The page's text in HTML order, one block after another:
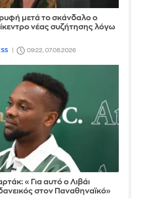
μετά το σκάνδαλο ο
νέας συζήτησης λόγω
09:22, 07.08.2026
«Για αυτό ο Λιβάι
στον Παναθηναϊκό»